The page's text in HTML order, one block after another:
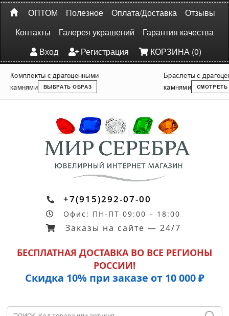
ОПТОМ Полезное Оплата/Доставка
Отзывы
Контакты
Галерея украшений
Гарантия качества
Вход
Регистрация КОРЗИНА (0)
Комплекты с драгоценными
камнями
ВЫБРАТЬ ОБРАЗ
Браслеты с
камнями
СМОТРЕТЬ
+7(915)292-07-00
Офис: ПН-ПТ 09:00 – 18:00
Заказы на сайте — 24/7
БЕСПЛАТНАЯ ДОСТАВКА ВО ВСЕ РЕГИОНЫ
РОССИИ!
Скидка 10% при заказе от 10 000 ₽